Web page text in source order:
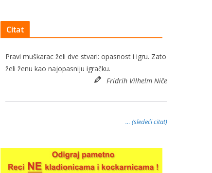
Citat
Pravi muškarac želi dve stvari: opasnost i igru. Zato
želi ženu kao najopasniju igračku.
Fridrih Vilhelm Niče
… (sledeći citat)